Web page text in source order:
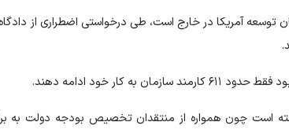
توسعه آمریکا در خارج است، طی درخواستی اضطراری از
کار خود ادامه دهند.
چون همواره از منتقدان تخصیص بودجه دولت به